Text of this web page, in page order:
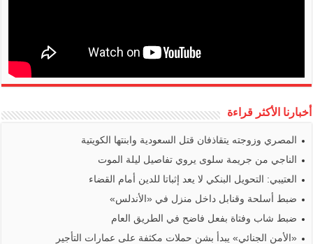
أخبارنا الأكثر قراءة
المصري وزوجته يتقاذفان قتل السعودية وابنتها الكويتية
الناجي من جريمة سلوى يروي تفاصيل ليلة الموت
العتيبي: التحويل البنكي لا يعد إثباتا للدين أمام القضاء
ضبط أسلحة وقنابل داخل منزل في «الأندلس»
ضبط شاب وفتاة بفعل فاضح في الطريق العام
«الأمن الجنائي» يبدأ بشن حملات مكثفة على عمارات التأجير